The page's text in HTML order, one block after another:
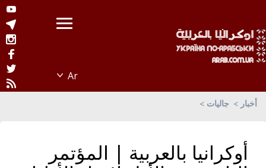
أخبار جاليات
أوكرانيا بالعربية | المؤتمر